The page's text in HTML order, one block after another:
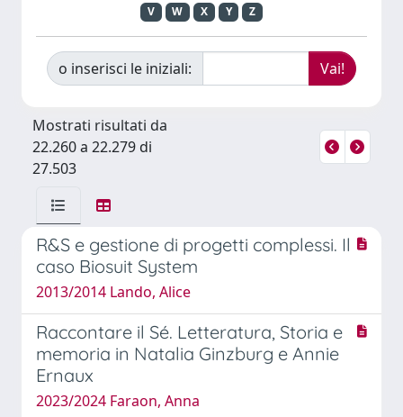
V
W X Y Z
o inserisci le iniziali:
Mostrati risultati da
22.260 a 22.279 di
27.503
R&S e gestione di progetti complessi. Il
caso Biosuit System
2013/2014 Lando, Alice
Raccontare il Sé. Letteratura, Storia e
memoria in Natalia Ginzburg e Annie
Ernaux
2023/2024 Faraon, Anna